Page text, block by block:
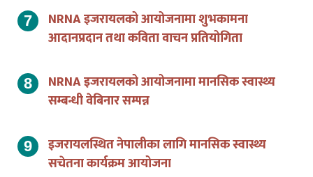
NRNA इजरायलको आयोजनामा शुभकामना
आदानप्रदान तथा कविता वाचन प्रतियोगिता
NRNA इजरायलको आयोजनामा मानसिक स्वास्थ्य
सम्बन्धी वेबिनार सम्पन्न
इजरायलस्थित नेपालीका लागि मानसिक स्वास्थ्य
सचेतना कार्यक्रम आयोजना